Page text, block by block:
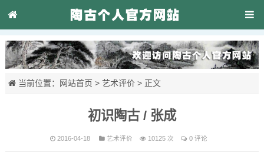
当前位置： 网站首页 > 艺术评价> 正文
初识陶古 / 张成
2016-04-18 艺术评价 10125 次 0 评论